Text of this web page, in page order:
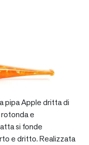
pipa Apple dritta di
e
si fonde
e dritto. Realizzata